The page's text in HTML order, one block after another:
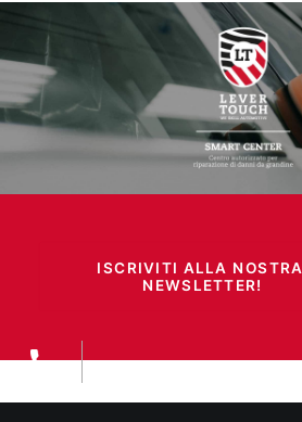
ISCRIVITI ALLA NOSTRA
NEWSLETTER!